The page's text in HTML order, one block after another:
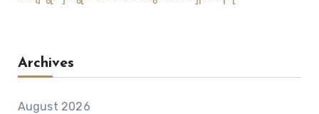
Archives
August 2026